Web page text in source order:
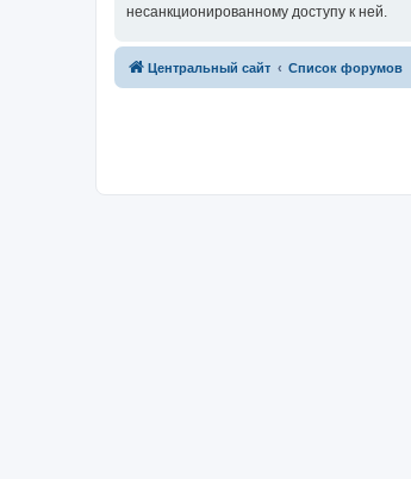
несанкционированному доступу к ней.
Центральный сайт Список форумов